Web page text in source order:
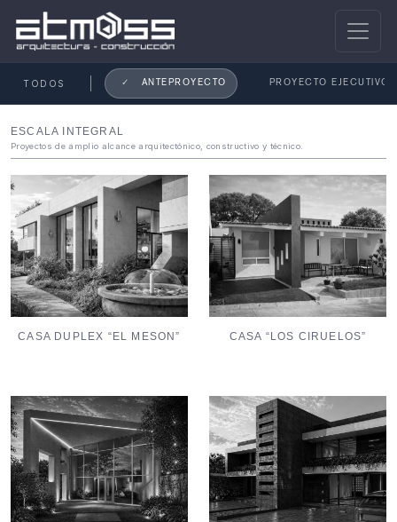
TODOS ✓ ANTEPROYECTO PROYECTO EJECUTIVO
ESCALA INTEGRAL
Proyectos de amplio alcance arquitectónico, constructivo y técnico.
CASA DUPLEX “EL MESON” CASA “LOS CIRUELOS”